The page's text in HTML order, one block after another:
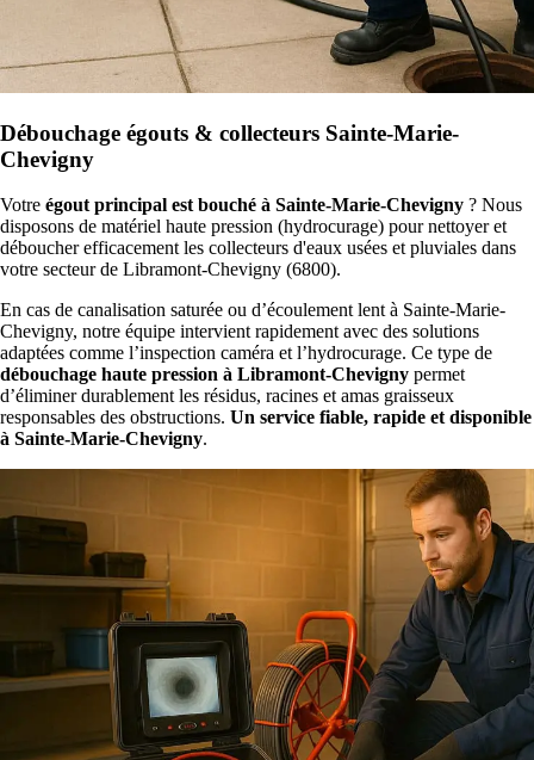
Débouchage égouts & collecteurs Sainte-Marie-
Chevigny
Votre égout principal est bouché à Sainte-Marie-Chevigny ? Nous
disposons de matériel haute pression (hydrocurage) pour nettoyer et
déboucher efficacement les collecteurs d'eaux usées et pluviales dans
votre secteur de Libramont-Chevigny (6800).
En cas de canalisation saturée ou d’écoulement lent à Sainte-Marie-
Chevigny, notre équipe intervient rapidement avec des solutions
adaptées comme l’inspection caméra et l’hydrocurage. Ce type de
débouchage haute pression à Libramont-Chevigny permet
d’éliminer durablement les résidus, racines et amas graisseux
responsables des obstructions. Un service fiable, rapide et disponible
à Sainte-Marie-Chevigny.